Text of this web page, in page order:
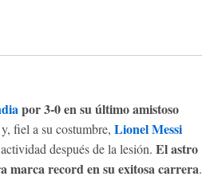
por 3-0 en su último amistoso
y, fiel a su costumbre, Lionel Messi
después de la lesión. El astro
marca record en su exitosa carrera.